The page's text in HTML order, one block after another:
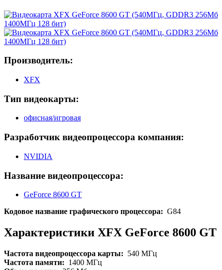
Производитель:
XFX
Тип видеокарты:
офисная/игровая
Разработчик видеопроцессора компания:
NVIDIA
Название видеопроцессора:
GeForce 8600 GT
Кодовое название графического процессора: G84
Характеристики XFX GeForce 8600 GT
Частота видеопроцессора карты: 540 МГц
Частота памяти: 1400 МГц